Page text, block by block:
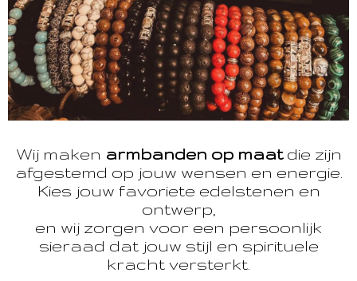
Wij maken armbanden op maatdie zijn
afgestemd op jouw wensen en energie.
Kies jouw favoriete edelstenen en
ontwerp,
en wij zorgen voor een persoonlijk
sieraad dat jouw stijl en spirituele
kracht versterkt.